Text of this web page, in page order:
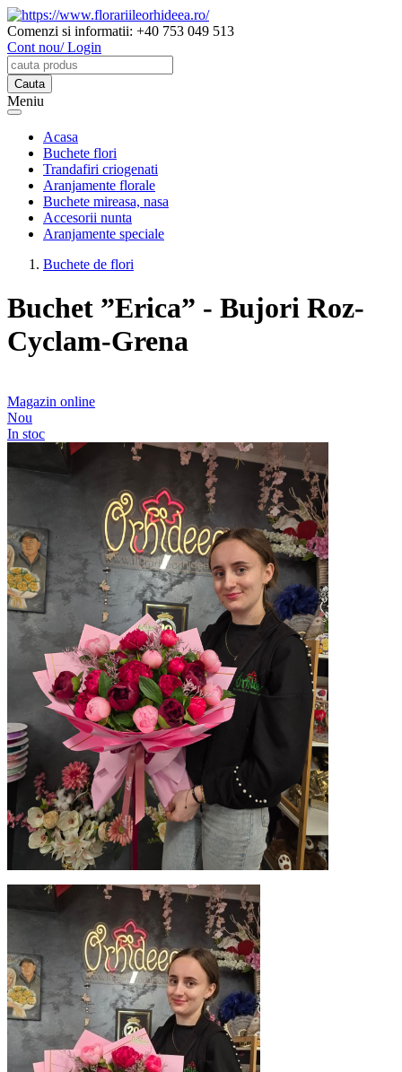
Comenzi si informatii: +40 753 049 513
Cont nou/ Login
Meniu
Acasa
Buchete flori
Trandafiri criogenati
Aranjamente florale
Buchete mireasa, nasa
Accesorii nunta
Aranjamente speciale
Buchete de flori
Buchet ”Erica” - Bujori Roz-
Cyclam-Grena
Magazin online
Nou
In stoc